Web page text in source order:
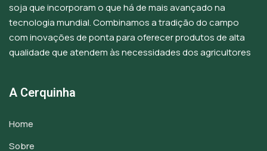
soja que incorporam o que há de mais avançado na
tecnologia mundial. Combinamos a tradição do campo
com inovações de ponta para oferecer produtos de alta
qualidade que atendem às necessidades dos agricultores
A Cerquinha
Home
Sobre